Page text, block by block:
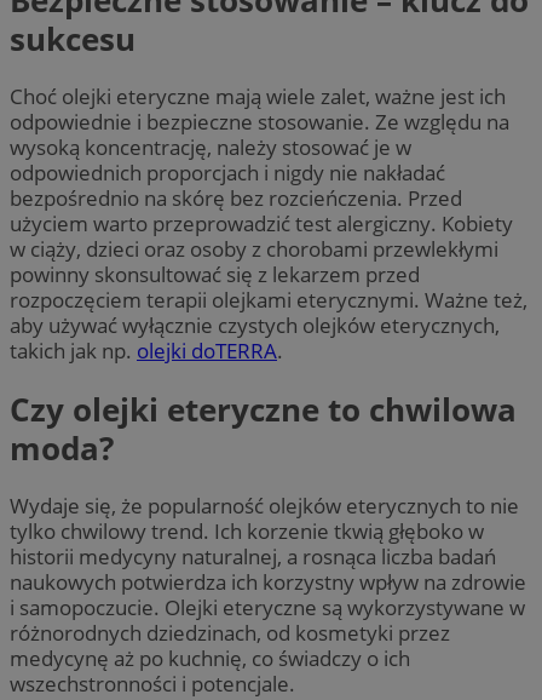
sukcesu
Choć olejki eteryczne mają wiele zalet, ważne jest ich
odpowiednie i bezpieczne stosowanie. Ze względu na
wysoką koncentrację, należy stosować je w
odpowiednich proporcjach i nigdy nie nakładać
bezpośrednio na skórę bez rozcieńczenia. Przed
użyciem warto przeprowadzić test alergiczny. Kobiety
w ciąży, dzieci oraz osoby z chorobami przewlekłymi
powinny skonsultować się z lekarzem przed
rozpoczęciem terapii olejkami eterycznymi. Ważne też,
aby używać wyłącznie czystych olejków eterycznych,
takich jak np. olejki doTERRA.
Czy olejki eteryczne to chwilowa
moda?
Wydaje się, że popularność olejków eterycznych to nie
tylko chwilowy trend. Ich korzenie tkwią głęboko w
historii medycyny naturalnej, a rosnąca liczba badań
naukowych potwierdza ich korzystny wpływ na zdrowie
i samopoczucie. Olejki eteryczne są wykorzystywane w
różnorodnych dziedzinach, od kosmetyki przez
medycynę aż po kuchnię, co świadczy o ich
wszechstronności i potencjale.